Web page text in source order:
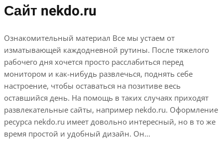
Сайт nekdo.ru
Ознакомительный материал Все мы устаем от
изматывающей каждодневной рутины. После тяжелого
рабочего дня хочется просто расслабиться перед
монитором и как-нибудь развлечься, поднять себе
настроение, чтобы оставаться на позитиве весь
оставшийся день. На помощь в таких случаях приходят
развлекательные сайты, например nekdo.ru. Оформление
ресурса nekdo.ru имеет довольно интересный, но в то же
время простой и удобный дизайн. Он...